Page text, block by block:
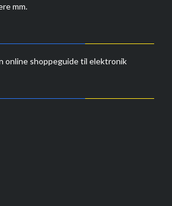
mm.
online shoppeguide til elektronik